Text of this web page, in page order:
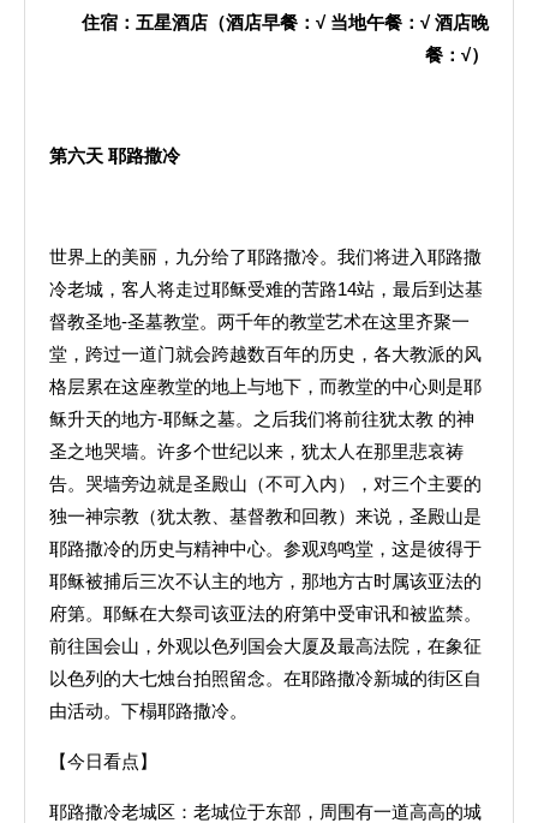
住宿：五星酒店（酒店早餐： √ 当地午餐： √酒店晚
餐： √）
第六天 耶路撒冷
世界上的美丽，九分给了耶路撒冷。我们将进入耶路撒
冷老城，客人将走过耶稣受难的苦路14站，最后到达基
督教圣地-圣墓教堂。两千年的教堂艺术在这里齐聚一
堂，跨过一道门就会跨越数百年的历史，各大教派的风
格层累在这座教堂的地上与地下，而教堂的中心则是耶
稣升天的地方-耶稣之墓。之后我们将前往犹太教 的神
圣之地哭墙。许多个世纪以来，犹太人在那里悲哀祷
告。哭墙旁边就是圣殿山（不可入内），对三个主要的
独一神宗教（犹太教、基督教和回教）来说，圣殿山是
耶路撒冷的历史与精神中心。参观鸡鸣堂，这是彼得于
耶稣被捕后三次不认主的地方，那地方古时属该亚法的
府第。耶稣在大祭司该亚法的府第中受审讯和被监禁。
前往国会山，外观以色列国会大厦及最高法院，在象征
以色列的大七烛台拍照留念。在耶路撒冷新城的街区自
由活动。下榻耶路撒冷。
【今日看点】
耶路撒冷老城区：老城位于东部，周围有一道高高的城